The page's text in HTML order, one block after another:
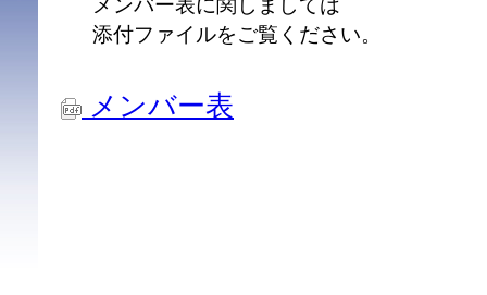
メンバー表に関しましては
添付ファイルをご覧ください。
メンバー表